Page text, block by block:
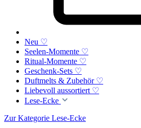
Neu ♡
Seelen-Momente ♡
Ritual-Momente ♡
Geschenk-Sets ♡
Duftmelts & Zubehör ♡
Liebevoll aussortiert ♡
Lese-Ecke
Zur Kategorie Lese-Ecke